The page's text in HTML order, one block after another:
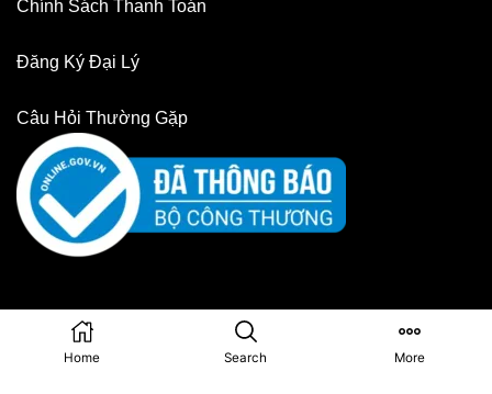
Chính Sách Thanh Toán
Đăng Ký Đại Lý
Câu Hỏi Thường Gặp
Copyright © 2025. Created by Alpha Audio team
Home Search More